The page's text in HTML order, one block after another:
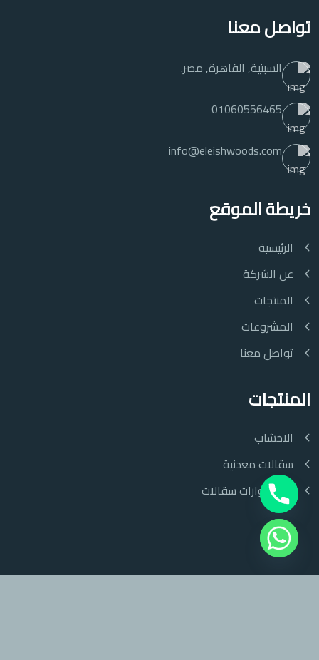
تواصل معنا
السبتية, القاهرة, مصر.
01060556465
info@eleishwoods.com
خريطة الموقع
الرئيسية
عن الشركة
المنتجات
المشروعات
تواصل معنا
المنتجات
الاخشاب
سقالات معدنية
اكسسوارات سقالات